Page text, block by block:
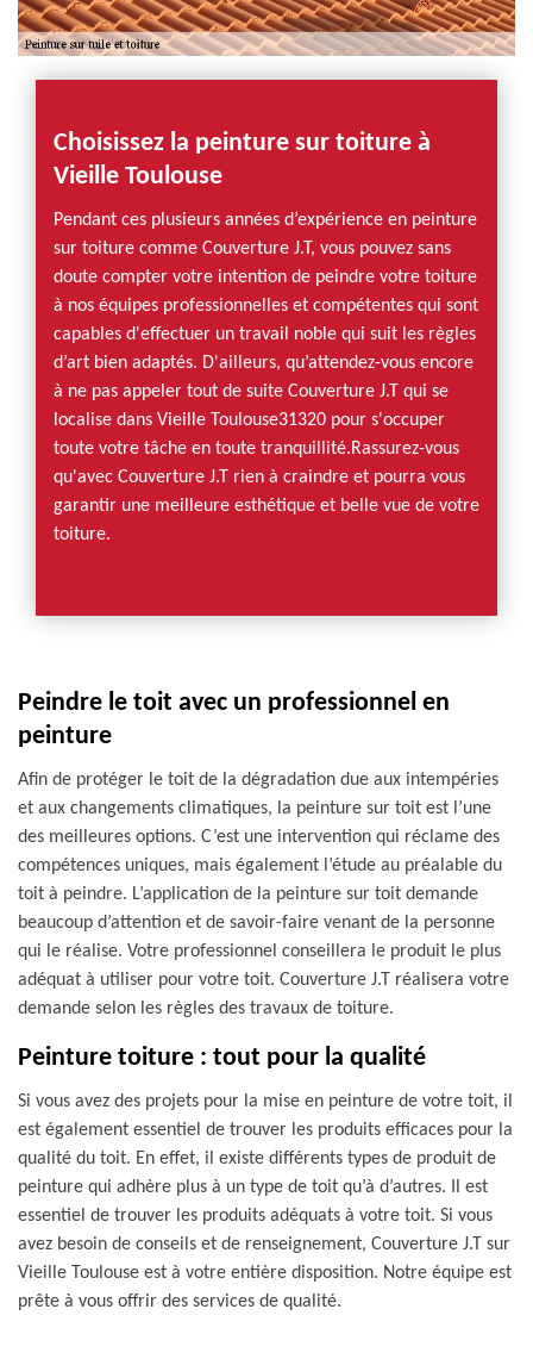
Choisissez la peinture sur toiture à
Vieille Toulouse
Pendant ces plusieurs années d’expérience en peinture
sur toiture comme Couverture J.T, vous pouvez sans
doute compter votre intention de peindre votre toiture
à nos équipes professionnelles et compétentes qui sont
capables d'effectuer un travail noble qui suit les règles
d’art bien adaptés. D'ailleurs, qu’attendez-vous encore
à ne pas appeler tout de suite Couverture J.T qui se
localise dans Vieille Toulouse31320 pour s'occuper
toute votre tâche en toute tranquillité.Rassurez-vous
qu'avec Couverture J.T rien à craindre et pourra vous
garantir une meilleure esthétique et belle vue de votre
toiture.
Peindre le toit avec un professionnel en
peinture
Afin de protéger le toit de la dégradation due aux intempéries
et aux changements climatiques, la peinture sur toit est l’une
des meilleures options. C’est une intervention qui réclame des
compétences uniques, mais également l’étude au préalable du
toit à peindre. L’application de la peinture sur toit demande
beaucoup d’attention et de savoir-faire venant de la personne
qui le réalise. Votre professionnel conseillera le produit le plus
adéquat à utiliser pour votre toit. Couverture J.T réalisera votre
demande selon les règles des travaux de toiture.
Peinture toiture : tout pour la qualité
Si vous avez des projets pour la mise en peinture de votre toit, il
est également essentiel de trouver les produits efficaces pour la
qualité du toit. En effet, il existe différents types de produit de
peinture qui adhère plus à un type de toit qu’à d’autres. Il est
essentiel de trouver les produits adéquats à votre toit. Si vous
avez besoin de conseils et de renseignement, Couverture J.T sur
Vieille Toulouse est à votre entière disposition. Notre équipe est
prête à vous offrir des services de qualité.